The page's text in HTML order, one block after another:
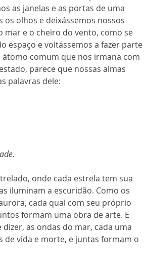
as janelas e as portas de uma
os olhos e deixássemos nossos
mar e o cheiro do vento, como se
espaço e voltássemos a fazer parte
comum que nos irmana com
parece que nossas almas
palavras dele:
onde cada estrela tem sua
iluminam a escuridão. Como os
cada qual com seu próprio
formam uma obra de arte. E
as ondas do mar, cada uma
de vida e morte, e juntas formam o